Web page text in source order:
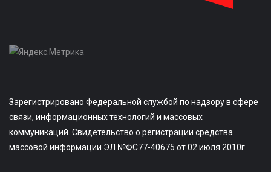
Зарегистрировано Федеральной службой по надзору в сфере
связи, информационных технологий и массовых
коммуникаций. Свидетельство о регистрации средства
массовой информации ЭЛ №ФС77-40675 от 02 июля 2010г.